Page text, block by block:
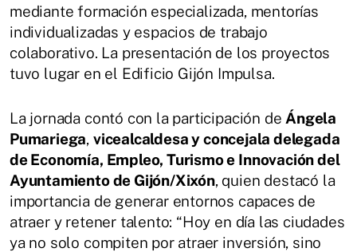
mediante formación especializada, mentorías
individualizadas y espacios de trabajo
colaborativo. La presentación de los proyectos
tuvo lugar en el Edificio Gijón Impulsa.
La jornada contó con la participación de Ángela
Pumariega, vicealcaldesa y concejala delegada
de Economía, Empleo, Turismo e Innovación del
Ayuntamiento de Gijón/Xixón, quien destacó la
importancia de generar entornos capaces de
atraer y retener talento: “Hoy en día las ciudades
ya no solo compiten por atraer inversión, sino